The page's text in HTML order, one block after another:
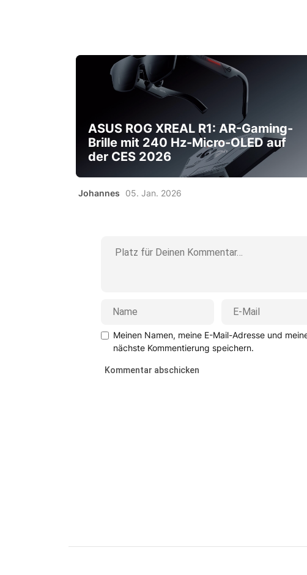
ASUS ROG XREAL R1: AR-Gaming-
Brille mit 240 Hz-Micro-OLED auf
der CES 2026
Johannes 05. Jan. 2026
Meinen Namen, meine E-Mail-Adresse und
nächste Kommentierung speichern.